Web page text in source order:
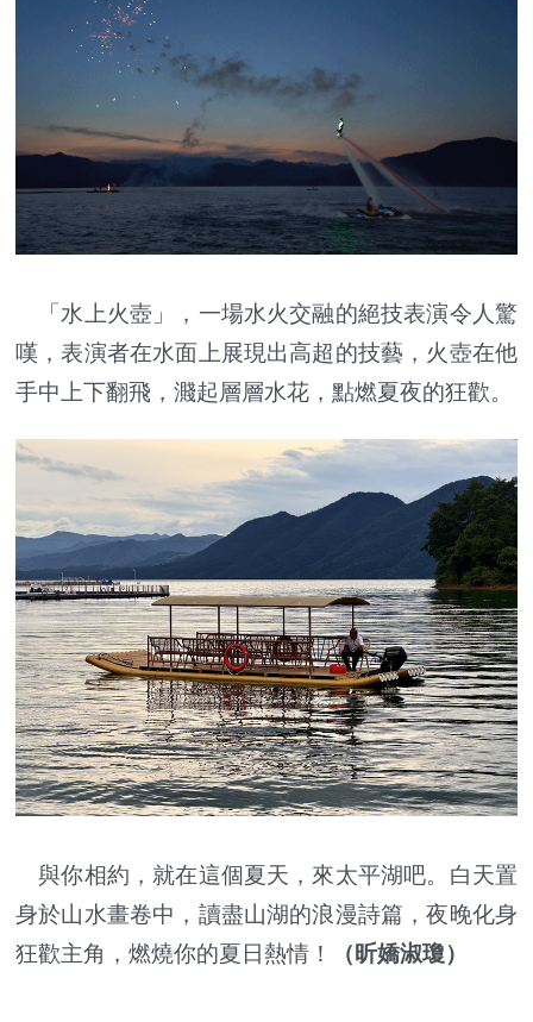
「水上火壺」，一場水火交融的絕技表演令人驚
嘆，表演者在水面上展現出高超的技藝，火壺在他
手中上下翻飛，濺起層層水花，點燃夏夜的狂歡。
與你相約，就在這個夏天，來太平湖吧。白天置
身於山水畫卷中，讀盡山湖的浪漫詩篇，夜晚化身
狂歡主角，燃燒你的夏日熱情！
（昕嬌淑瓊）